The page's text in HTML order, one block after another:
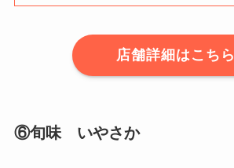
店舗詳細はこちら
⑥旬味 いやさか